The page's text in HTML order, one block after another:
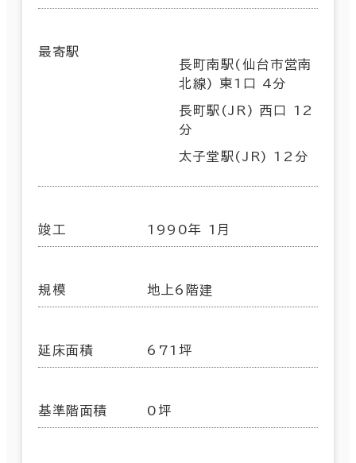
最寄駅
長町南駅(仙台市営南
北線) 東1口 4分
長町駅(JR) 西口 12
分
太子堂駅(JR) 12分
竣工 1990年 1月
規模 地上6階建
延床面積 671坪
基準階面積 0坪